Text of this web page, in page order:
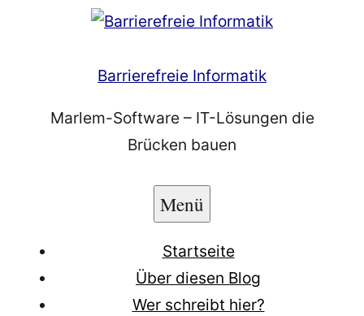
Barrierefreie Informatik
Marlem-Software – IT-Lösungen die
Brücken bauen
Menü
Startseite
Über diesen Blog
Wer schreibt hier?